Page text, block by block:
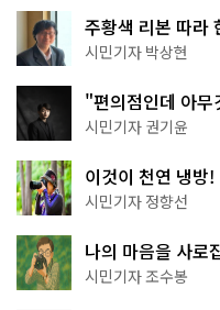
주황색 리본 따라
서울둘레길 15코스
시민기자 박상현
"편의점인데 아무
한 편의점의 정체
시민기자 권기윤
이것이 천연 냉방
나볼까
시민기자 정향선
나의 마음을 사로
상작 공개!
시민기자 조수봉